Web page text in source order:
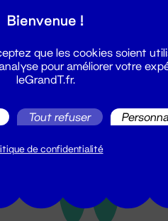
→ 18h
Bienvenue !
que les cookies soient
pour améliorer votre
leGrandT.fr.
Tout refuser
de confidentialité